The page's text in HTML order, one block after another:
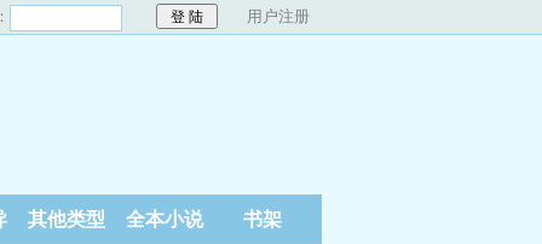
用户注册
其他类型 全本小说 书架